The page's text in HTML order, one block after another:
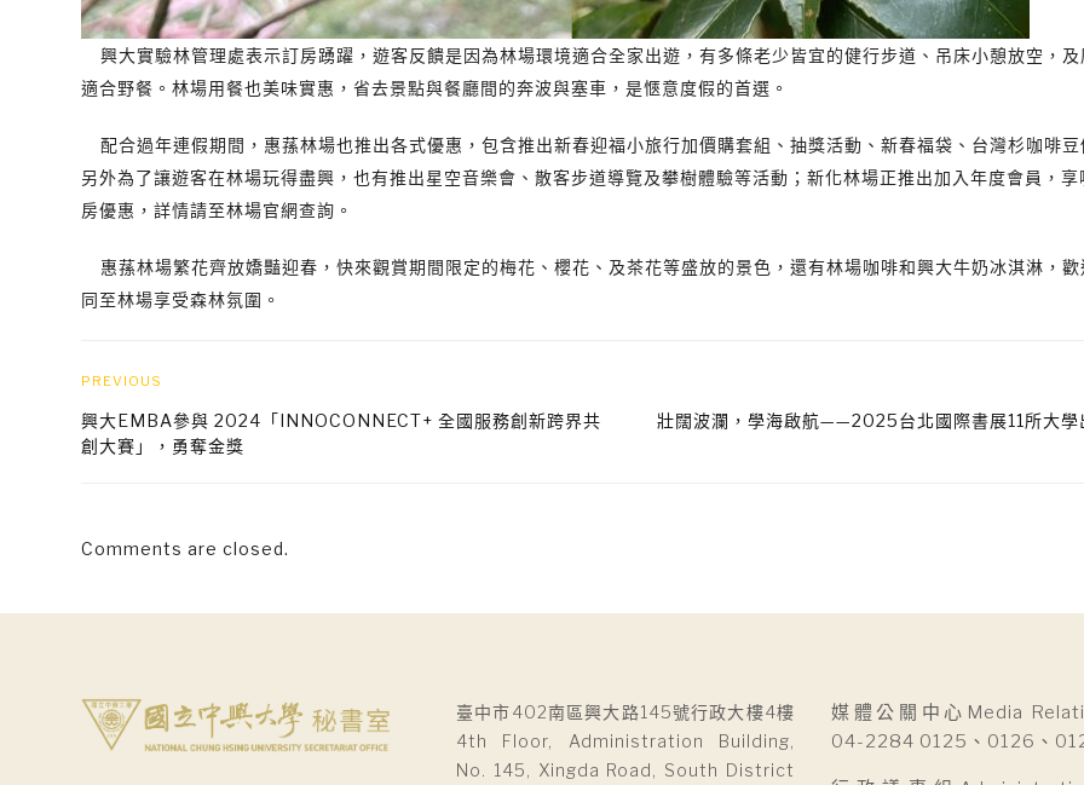
興大實驗林管理處表示訂房踴躍，遊客反饋是因為林場環境適合全家出遊，有多條老少皆宜的健行步道、吊床小憩放空，
適合野餐。林場用餐也美味實惠，省去景點與餐廳間的奔波與塞車，是愜意度假的首選。
配合過年連假期間，惠蓀林場也推出各式優惠，包含推出新春迎福小旅行加價購套組、抽獎活動、新春福袋、台灣杉咖啡
另外為了讓遊客在林場玩得盡興，也有推出星空音樂會、散客步道導覽及攀樹體驗等活動；新化林場正推出加入年度會員，
房優惠，詳情請至林場官網查詢。
惠蓀林場繁花齊放嬌豔迎春，快來觀賞期間限定的梅花、櫻花、及茶花等盛放的景色，還有林場咖啡和興大牛奶冰淇淋，
同至林場享受森林氛圍。
PREVIOUS
興大EMBA參與 2024「INNOCONNECT+ 全國服務創新跨界共
創大賽」，勇奪金獎
壯闊波瀾，學海啟航——2025台北國際書展11所大學
Comments are closed.
臺中市402南區興大路145號行政大樓4樓
4th Floor, Administration Building,
No. 145, Xingda Road, South District
媒體公關中心Media
04-2284 0125、0126、